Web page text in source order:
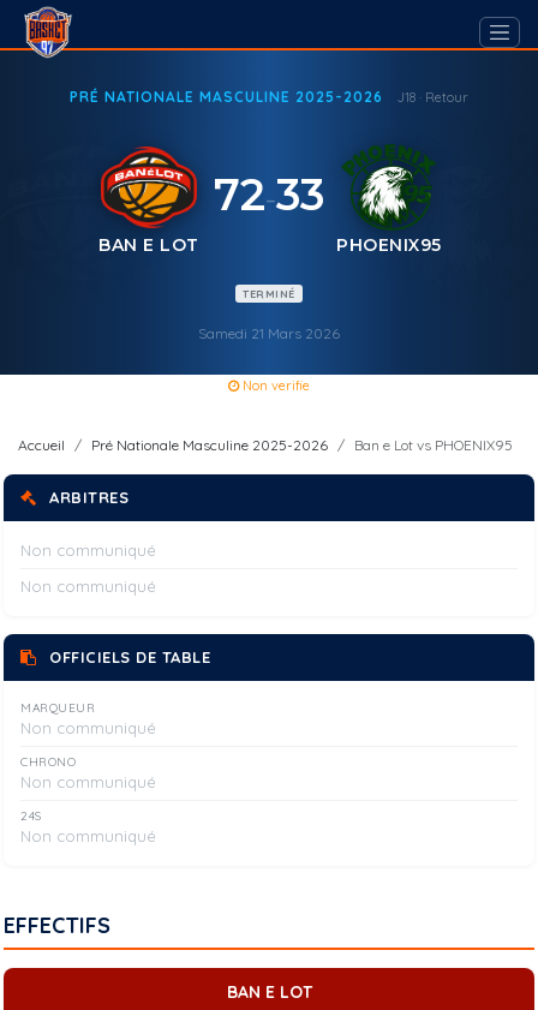
PRÉ NATIONALE MASCULINE 2025-2026 J18 · Retour
BAN E LOT
72-33
PHOENIX95
TERMINÉ
Samedi 21 Mars 2026
Non verifie
Accueil Pré Nationale Masculine 2025-2026 Ban e Lot vs PHOENIX95
ARBITRES
Non communiqué
Non communiqué
OFFICIELS DE TABLE
MARQUEUR
Non communiqué
CHRONO
Non communiqué
24S
Non communiqué
EFFECTIFS
BAN E LOT